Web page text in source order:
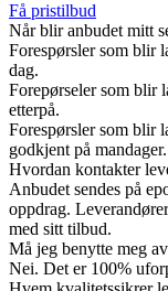
Få pristilbud
Når blir anbudet mitt
Forespørsler som blir
dag.
Forepørseler som blir
etterpå.
Forespørsler som blir
godkjent på mandager.
Hvordan kontakter
Anbudet sendes på
oppdrag.
med sitt tilbud.
Må jeg benytte meg
Nei. Det er 100%